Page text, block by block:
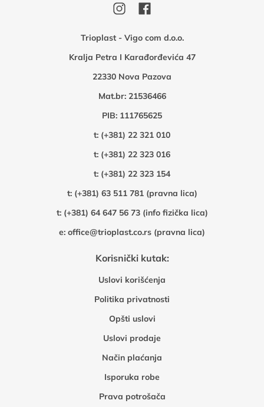
Trioplast - Vigo com d.o.o.
Kralja Petra I Karađorđevića 47
22330 Nova Pazova
Mat.br: 21536466
PIB: 111765625
t: (+381) 22 321 010
t: (+381) 22 323 016
t: (+381) 22 323 154
t: (+381) 63 511 781 (pravna lica)
t: (+381) 64 647 56 73 (info fizička lica)
e: office@trioplast.co.rs (pravna lica)
Korisnički kutak:
Uslovi korišćenja
Politika privatnosti
Opšti uslovi
Uslovi prodaje
Način plaćanja
Isporuka robe
Prava potrošača